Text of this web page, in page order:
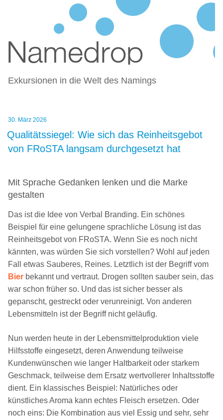
NAMEDROP – BLOG ZU
NAMENSFINDUNG UND NAMING
Exkursionen in die Welt des Namings
Veröffentlicht
am
30. März 2026
Qualitätssiegel: Wie sich das Reinheitsgebot
von FRoSTA langsam durchgesetzt hat
Mit Sprache Gedanken lenken und die Marke
gestalten
Das ist die Idee von Verbal Branding. Ein schönes
Beispiel für eine gelungene sprachliche Lösung ist das
Reinheitsgebot von FRoSTA. Wenn Sie es noch nicht
kännten, was würden Sie sich vorstellen? Wohl auf jeden
Fall etwas Sauberes, Reines. Letztlich ist der Begriff vom
Bier bekannt und vertraut. Drogen sollten sauber sein, das
war schon früher so. Und das ist sicher besser als
gepanscht, gestreckt oder verunreinigt. Von anderen
Lebensmitteln ist der Begriff nicht geläufig.
Nun werden heute in der Lebensmittelproduktion viele
Hilfsstoffe eingesetzt, deren Anwendung teilweise
Kundenwünschen wie langer Haltbarkeit oder starkem
Geschmack, teilweise dem Ersatz wertvollerer Inhaltsstoffe
dient. Ein klassisches Beispiel: Natürliches oder
künstliches Aroma kann echtes Fleisch ersetzen. Oder
noch eins: Die Kombination aus viel Essig und sehr, sehr